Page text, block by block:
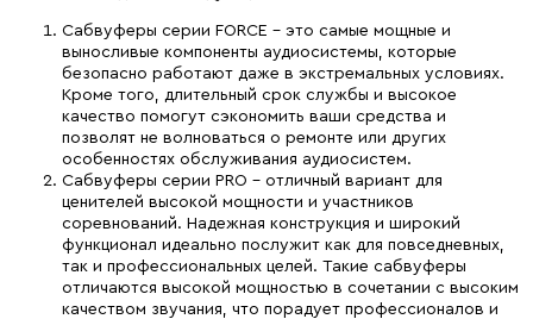
Сабвуферы серии FORCE – это самые мощные и
выносливые компоненты аудиосистемы, которые
безопасно работают даже в экстремальных условиях.
Кроме того, длительный срок службы и высокое
качество помогут сэкономить ваши средства и
позволят не волноваться о ремонте или других
особенностях обслуживания аудиосистем.
Сабвуферы серии PRO – отличный вариант для
ценителей высокой мощности и участников
соревнований. Надежная конструкция и широкий
функционал идеально послужит как для повседневных,
так и профессиональных целей. Такие сабвуферы
отличаются высокой мощностью в сочетании с высоким
качеством звучания, что порадует профессионалов и